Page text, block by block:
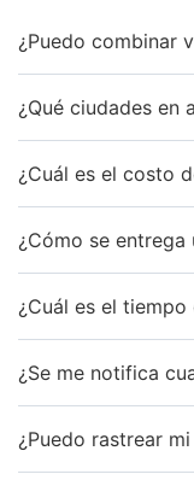
¿Puedo combinar
¿Qué ciudades en
¿Cuál es el costo
¿Cómo se entrega
¿Cuál es el
¿Se me notifica
¿Puedo rastrear